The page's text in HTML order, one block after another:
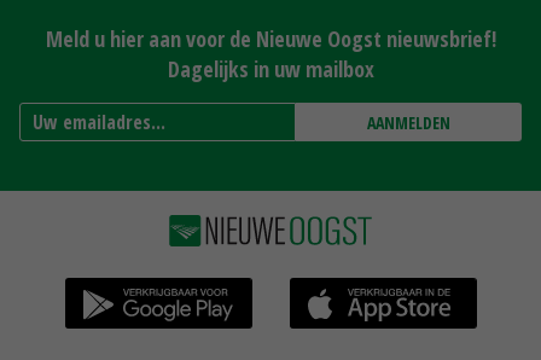
Meld u hier aan voor de Nieuwe Oogst nieuwsbrief!
Dagelijks in uw mailbox
AANMELDEN